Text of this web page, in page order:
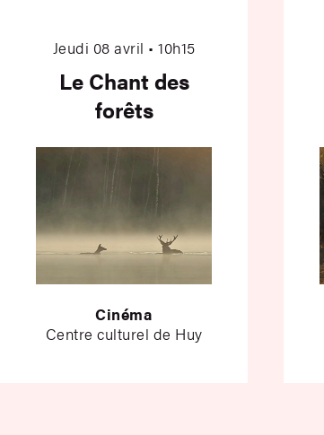
Jeudi 08 avril • 10h15
Le Chant des
forêts
Cinéma
Centre culturel de Huy